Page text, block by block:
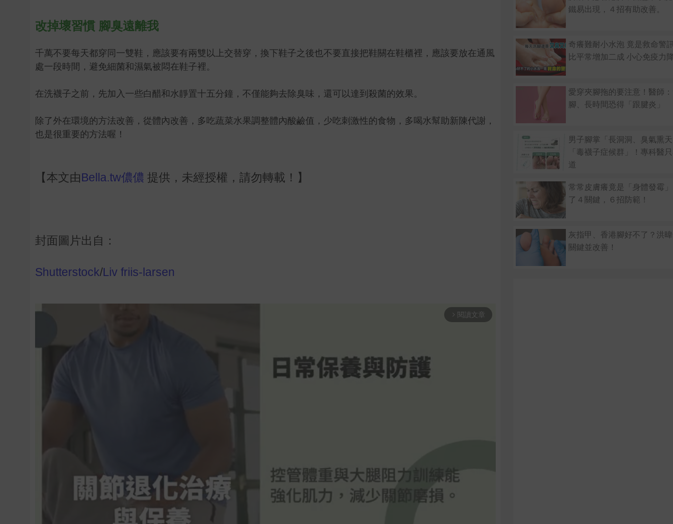
改掉壞習慣 腳臭遠離我
千萬不要每天都穿同一雙鞋，應該要有兩雙以上交替穿，換下鞋子之後也不要直接把鞋關在鞋櫃裡，應該要放在通風
處一段時間，避免細菌和濕氣被悶在鞋子裡。
在洗襪子之前，先加入一些白醋和水靜置十五分鐘，不僅能夠去除臭味，還可以達到殺菌的效果。
除了外在環境的方法改善，從體內改善，多吃蔬菜水果調整體內酸鹼值，少吃刺激性的食物，多喝水幫助新陳代謝，
也是很重要的方法喔！
【本文由Bella.tw儂儂 提供，未經授權，請勿轉載！】
封面圖片出自：
Shutterstock/Liv friis-larsen
arrow_forward_ios 閱讀文章
鐵易出現，４招有助改善。
奇癢難耐小水泡 竟是救命警
比平常增加二成 小心免疫力
愛穿夾腳拖的要注意！醫師
腳、長時間恐得「跟腱炎」
男子腳掌「長洞洞、臭氣熏
「毒襪子症候群」！專科醫
道
常常皮膚癢竟是「身體發霉
了４關鍵，６招防範！
灰指甲、香港腳好不了？洪
關鍵並改善！